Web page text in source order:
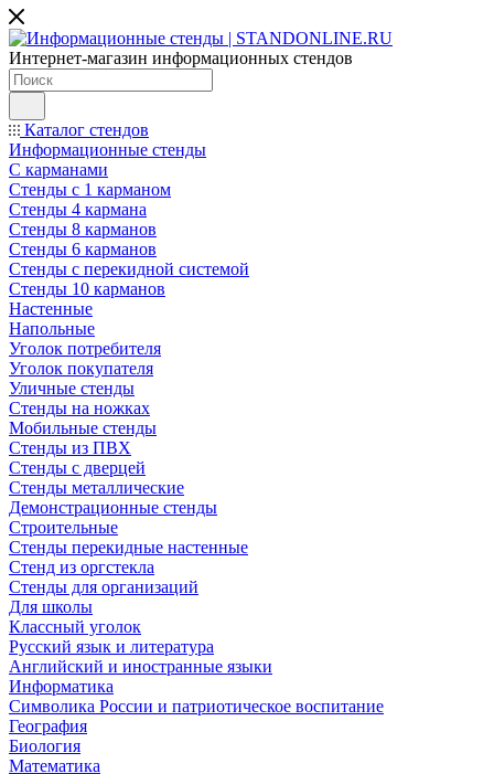
Интернет-магазин информационных стендов
Каталог стендов
Информационные стенды
С карманами
Стенды с 1 карманом
Стенды 4 кармана
Стенды 8 карманов
Стенды 6 карманов
Стенды с перекидной системой
Стенды 10 карманов
Настенные
Напольные
Уголок потребителя
Уголок покупателя
Уличные стенды
Стенды на ножках
Мобильные стенды
Стенды из ПВХ
Стенды с дверцей
Стенды металлические
Демонстрационные стенды
Строительные
Стенды перекидные настенные
Стенд из оргстекла
Стенды для организаций
Для школы
Классный уголок
Русский язык и литература
Английский и иностранные языки
Информатика
Символика России и патриотическое воспитание
География
Биология
Математика